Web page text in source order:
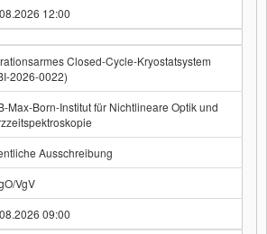
12:00
Closed-Cycle-Kryostatsystem
2026-0022)
Max-Born-Institut für Nichtlineare Optik und
Ausschreibung
VgV
09:00